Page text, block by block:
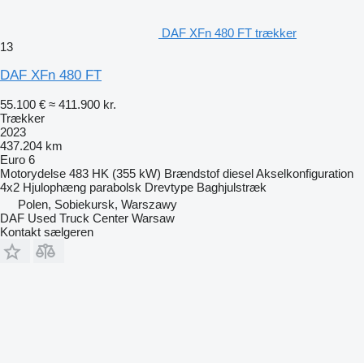
DAF XFn 480 FT trækker
13
DAF XFn 480 FT
55.100 € ≈ 411.900 kr.
Trækker
2023
437.204 km
Euro 6
Motorydelse 483 HK (355 kW) Brændstof dieselAkselkonfiguration
4x2 Hjulophæng parabolsk Drevtype Baghjulstræk
Polen, Sobiekursk, Warszawy
DAF Used Truck Center Warsaw
Kontakt sælgeren